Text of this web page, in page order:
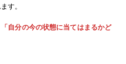
す。
「自分の今の状態に当てはまるかど